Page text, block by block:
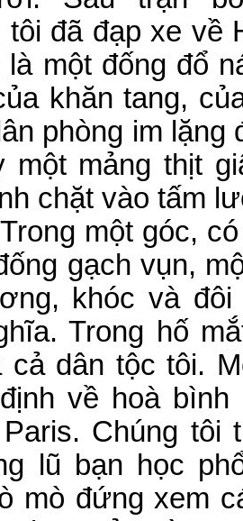
tôi đã đạp xe về
một đống đổ
khăn tang,
phòng im
một mảng thịt
chặt vào tấm
một góc,
gạch vụn,
khóc và
Trong hố
dân tộc tôi.
về hoà
Chúng tôi
lũ bạn học
mò đứng xem